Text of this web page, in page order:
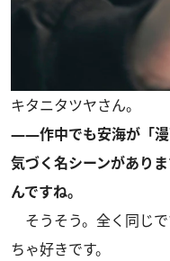
キタニタツヤさん。
――作中でも安海が「漫
気づく名シーンがあり
んですね。
そうそう。全く同じ
ちゃ好きです。